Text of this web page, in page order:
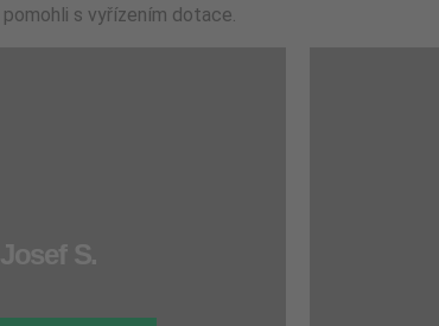
pomohli s vyřízením dotace.
Josef S.